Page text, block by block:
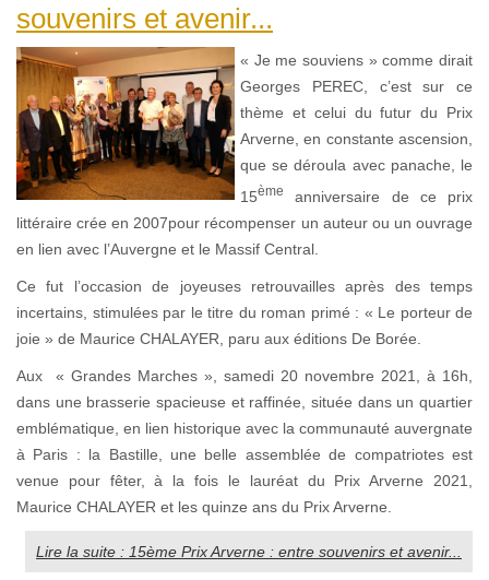
souvenirs et avenir...
« Je me souviens » comme dirait
Georges PEREC, c’est sur ce
thème et celui du futur du Prix
Arverne, en constante ascension,
que se déroula avec panache, le
15ème
anniversaire de ce prix
littéraire crée en 2007pour récompenser un auteur ou un ouvrage
en lien avec l’Auvergne et le Massif Central.
Ce fut l’occasion de joyeuses retrouvailles après des temps
incertains, stimulées par le titre du roman primé : « Le porteur de
joie » de Maurice CHALAYER, paru aux éditions De Borée.
Aux « Grandes Marches », samedi 20 novembre 2021, à 16h,
dans une brasserie spacieuse et raffinée, située dans un quartier
emblématique, en lien historique avec la communauté auvergnate
à Paris : la Bastille, une belle assemblée de compatriotes est
venue pour fêter, à la fois le lauréat du Prix Arverne 2021,
Maurice CHALAYER et les quinze ans du Prix Arverne.
Lire la suite : 15ème Prix Arverne : entre souvenirs et avenir...